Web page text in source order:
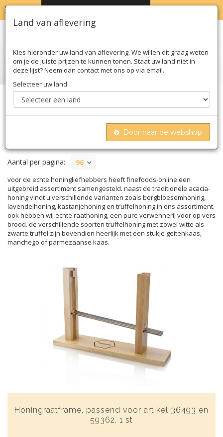
Home Zoet
Aantal per pagina: 96
voor de echte honingliefhebbers heeft finefoods-online een
uitgebreid assortiment samengesteld. naast de traditionele acacia-
honing vindt u verschillende varianten zoals bergbloesemhoning,
lavendelhoning, kastanjehoning en truffelhoning in ons assortiment.
ook hebben wij echte raathoning, een pure verwennerij voor op vers
brood. de verschillende soorten truffelhoning met zowel witte als
zwarte truffel zijn bovendien heerlijk met een stukje geitenkaas,
manchego of parmezaanse kaas.
Honingraatframe, passend voor artikel 36493 en
59362, 1 st
Land van aflevering
Kies hieronder uw land van aflevering. We willen dit graag weten
om je de juiste prijzen te kunnen tonen. Staat uw land niet in
deze lijst? Neem dan contact met ons op via email.
Selecteer uw land
Door naar de webshop